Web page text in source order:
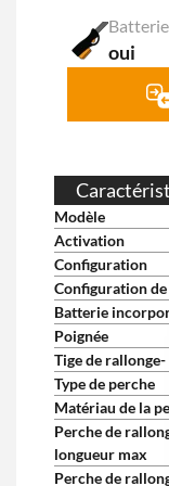
oui
Modèle
Activation
Configuration
Configuration de
Batterie
Poignée
Tige de
Type de perche
Matériau de la
Perche de
longueur max
Perche de